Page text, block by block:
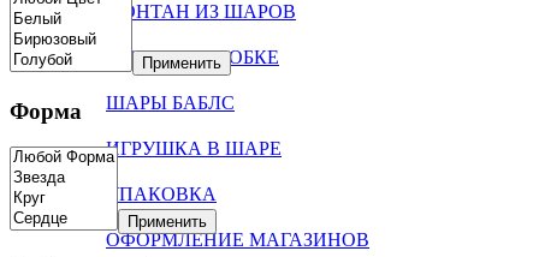
ФОНТАН ИЗ ШАРОВ
ШАРЫ В КОРОБКЕ
ШАРЫ БАБЛС
ИГРУШКА В ШАРЕ
УПАКОВКА
ОФОРМЛЕНИЕ МАГАЗИНОВ
Применить
Форма
Применить